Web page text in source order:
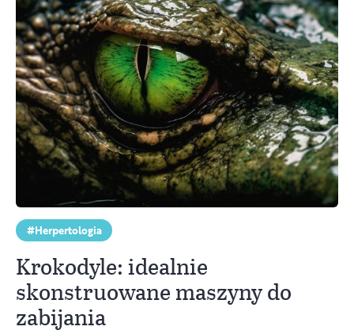
Herpertologia
Krokodyle: idealnie
skonstruowane maszyny do
zabijania